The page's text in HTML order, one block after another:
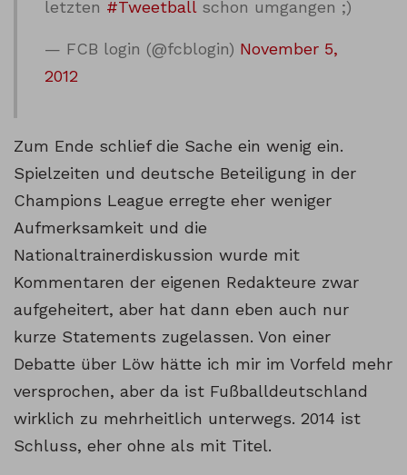
letzten #Tweetballschon umgangen ;)
— FCB login (@fcblogin) November 5,
2012
Zum Ende schlief die Sache ein wenig ein.
Spielzeiten und deutsche Beteiligung in der
Champions League erregte eher weniger
Aufmerksamkeit und die
Nationaltrainerdiskussion wurde mit
Kommentaren der eigenen Redakteure zwar
aufgeheitert, aber hat dann eben auch nur
kurze Statements zugelassen. Von einer
Debatte über Löw hätte ich mir im Vorfeld mehr
versprochen, aber da ist Fußballdeutschland
wirklich zu mehrheitlich unterwegs. 2014 ist
Schluss, eher ohne als mit Titel.